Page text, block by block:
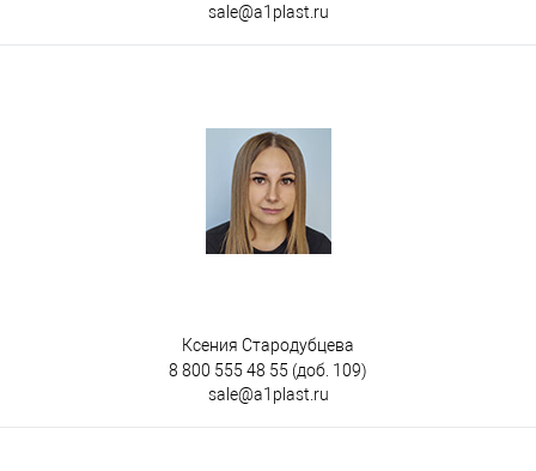
sale@a1plast.ru
Ксения Стародубцева
8 800 555 48 55 (доб. 109)
sale@a1plast.ru